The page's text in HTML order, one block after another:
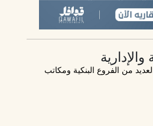
من الفروع البنكية ومكاتب